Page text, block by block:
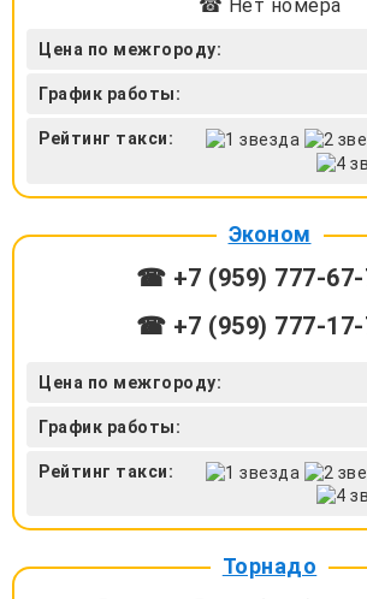
☎ Нет номера
Цена по межгороду:
График работы:
Рейтинг такси:
Эконом
☎ +7 (959) 777-67-
☎ +7 (959) 777-17-
Цена по межгороду:
График работы:
Рейтинг такси:
Торнадо